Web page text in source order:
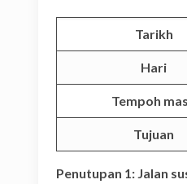
Tarikh
Hari
Tempoh
Tujuan
Penutupan 1: Jalan